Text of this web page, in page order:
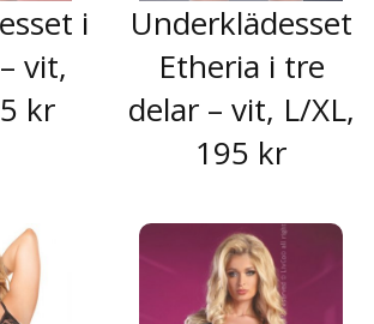
i
vit,
kr
Underklädesset
Etheria i tre
delar – vit, L/XL,
195 kr